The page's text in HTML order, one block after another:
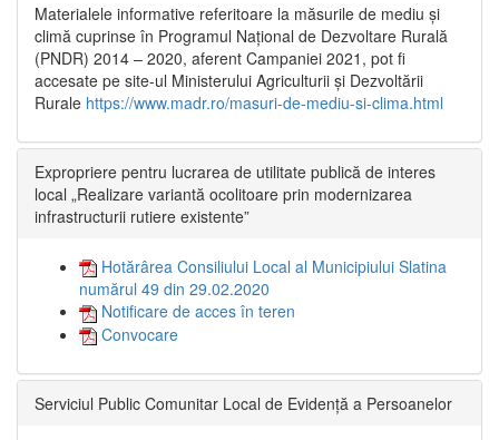
Materialele informative referitoare la măsurile de mediu și
climă cuprinse în Programul Național de Dezvoltare Rurală
(PNDR) 2014 – 2020, aferent Campaniei 2021, pot fi
accesate pe site-ul Ministerului Agriculturii și Dezvoltării
Rurale https://www.madr.ro/masuri-de-mediu-si-clima.html
Expropriere pentru lucrarea de utilitate publică de interes
local „Realizare variantă ocolitoare prin modernizarea
infrastructurii rutiere existente”
Hotărârea Consiliului Local al Municipiului Slatina
numărul 49 din 29.02.2020
Notificare de acces în teren
Convocare
Serviciul Public Comunitar Local de Evidență a Persoanelor